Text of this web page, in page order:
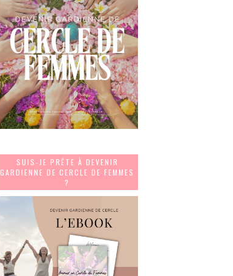
SUIS-JE PRÊTE À DEVENIR
GARDIENNE DE CERCLE DE FEMMES
?